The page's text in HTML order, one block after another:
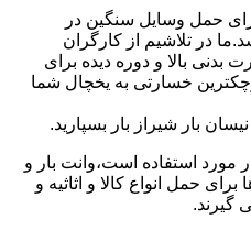
حمل وسایل سنگین در
در تلاشیم از کارگران
بالا و دوره دیده برای
خسارتی به یخچال شما
بار شیراز بار بسپارید.
مورد استفاده است،وانت بار و
حمل انواع کالا و اثاثیه و
گیرند.